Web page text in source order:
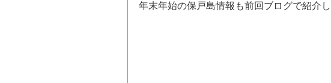
年末年始の保戸島情報も前回ブログで紹介